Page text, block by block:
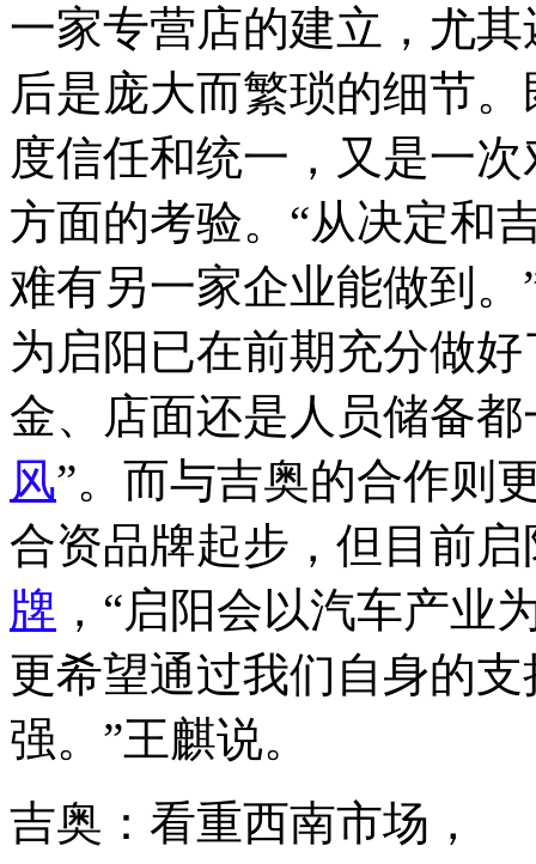
一家专营店的建立，尤
后是庞大而繁琐的细节
度信任和统一，又是一
方面的考验。“从决定和
难有另一家企业能做到
为启阳已在前期充分做
金、店面还是人员储备
风”。而与吉奥的合作则
合资品牌起步，但目前
牌 ，“启阳会以汽车产业
更希望通过我们自身的
强。”王麒说。
吉奥：看重西南市场，